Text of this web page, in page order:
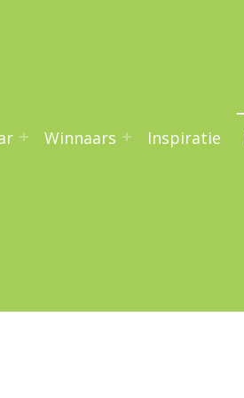
Winnaars Inspiratie